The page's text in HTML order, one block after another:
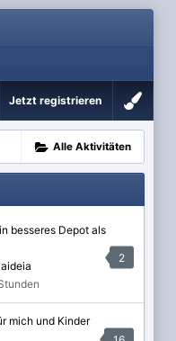
Jetzt registrieren
Alle Aktivitäten
2
besseres Depot als
mich und Kinder